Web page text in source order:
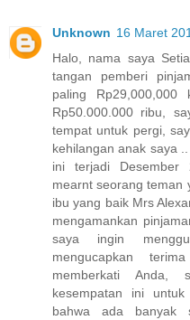
Unknown 16 Maret
Halo, nama saya
tangan pemberi
paling
Rp50.000.000 ribu,
tempat untuk pergi,
kehilangan anak saya
ini terjadi Desember
mearnt seorang teman
ibu yang baik Mrs
mengamankan
saya ingin
mengucapkan
memberkati Anda,
kesempatan ini untuk
bahwa ada banyak